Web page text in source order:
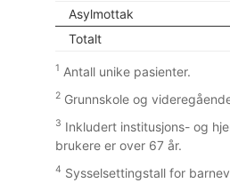
Asylmottak
Totalt
1 Antall unike pasienter.
2 Grunnskole og
3 Inkludert institusjons- og
brukere er over 67 år.
4 Sysselsettingstall for